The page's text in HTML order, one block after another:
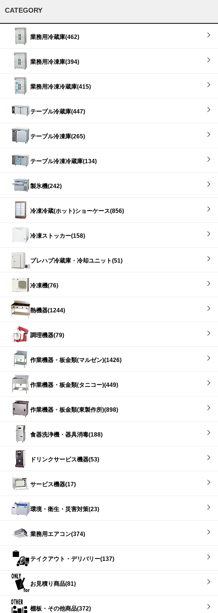
CATEGORY
業務用冷蔵庫(462)
業務用冷凍庫(394)
業務用冷凍冷蔵庫(415)
テーブル冷蔵庫(447)
テーブル冷凍庫(265)
テーブル冷凍冷蔵庫(134)
製氷機(242)
冷凍冷蔵(ホット)ショーケース(856)
冷凍ストッカー(158)
プレハブ冷蔵庫・冷却ユニット(51)
冷凍機(76)
熱機器(1244)
調理機器(79)
作業機器・板金類(マルゼン)(1426)
作業機器・板金類(タニコー)(449)
作業機器・板金類(東製作所)(898)
食器洗浄機・器具消毒(188)
ドリンクサービス機器(53)
サービス機器(17)
環境・衛生・災害対策(23)
業務用エアコン(374)
テイクアウト・デリバリー(137)
お見積り商品(81)
棚板・その他商品(372)